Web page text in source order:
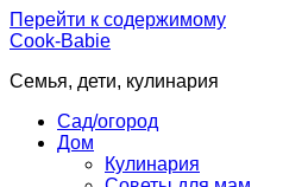
Перейти к содержимому
Cook-Babie
Семья, дети, кулинария
Сад/огород
Дом
Кулинария